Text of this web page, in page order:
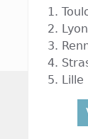
1.
2. Lyon
3.
4.
5. Lille